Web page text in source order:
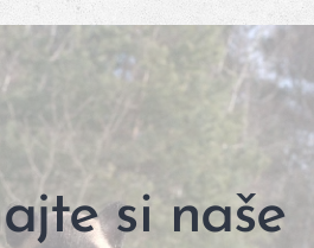
si naše